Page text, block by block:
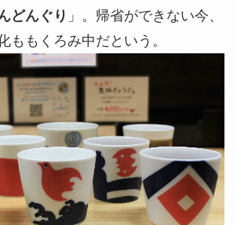
どんぐり 」。帰省ができない今、
ももくろみ中だという。